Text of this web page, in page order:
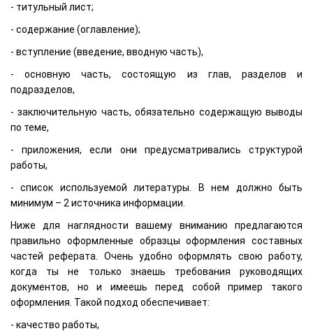
- титульный лист;
- содержание (оглавление);
- вступление (введение, вводную часть),
- основную часть, состоящую из глав, разделов и
подразделов,
- заключительную часть, обязательно содержащую выводы
по теме,
- приложения, если они предусматривались структурой
работы,
- список используемой литературы. В нем должно быть
минимум – 2 источника информации.
Ниже для наглядности вашему вниманию предлагаются
правильно оформленные образцы оформления составных
частей реферата. Очень удобно оформлять свою работу,
когда ты не только знаешь требования руководящих
документов, но и имеешь перед собой пример такого
оформления. Такой подход обеспечивает:
- качество работы,